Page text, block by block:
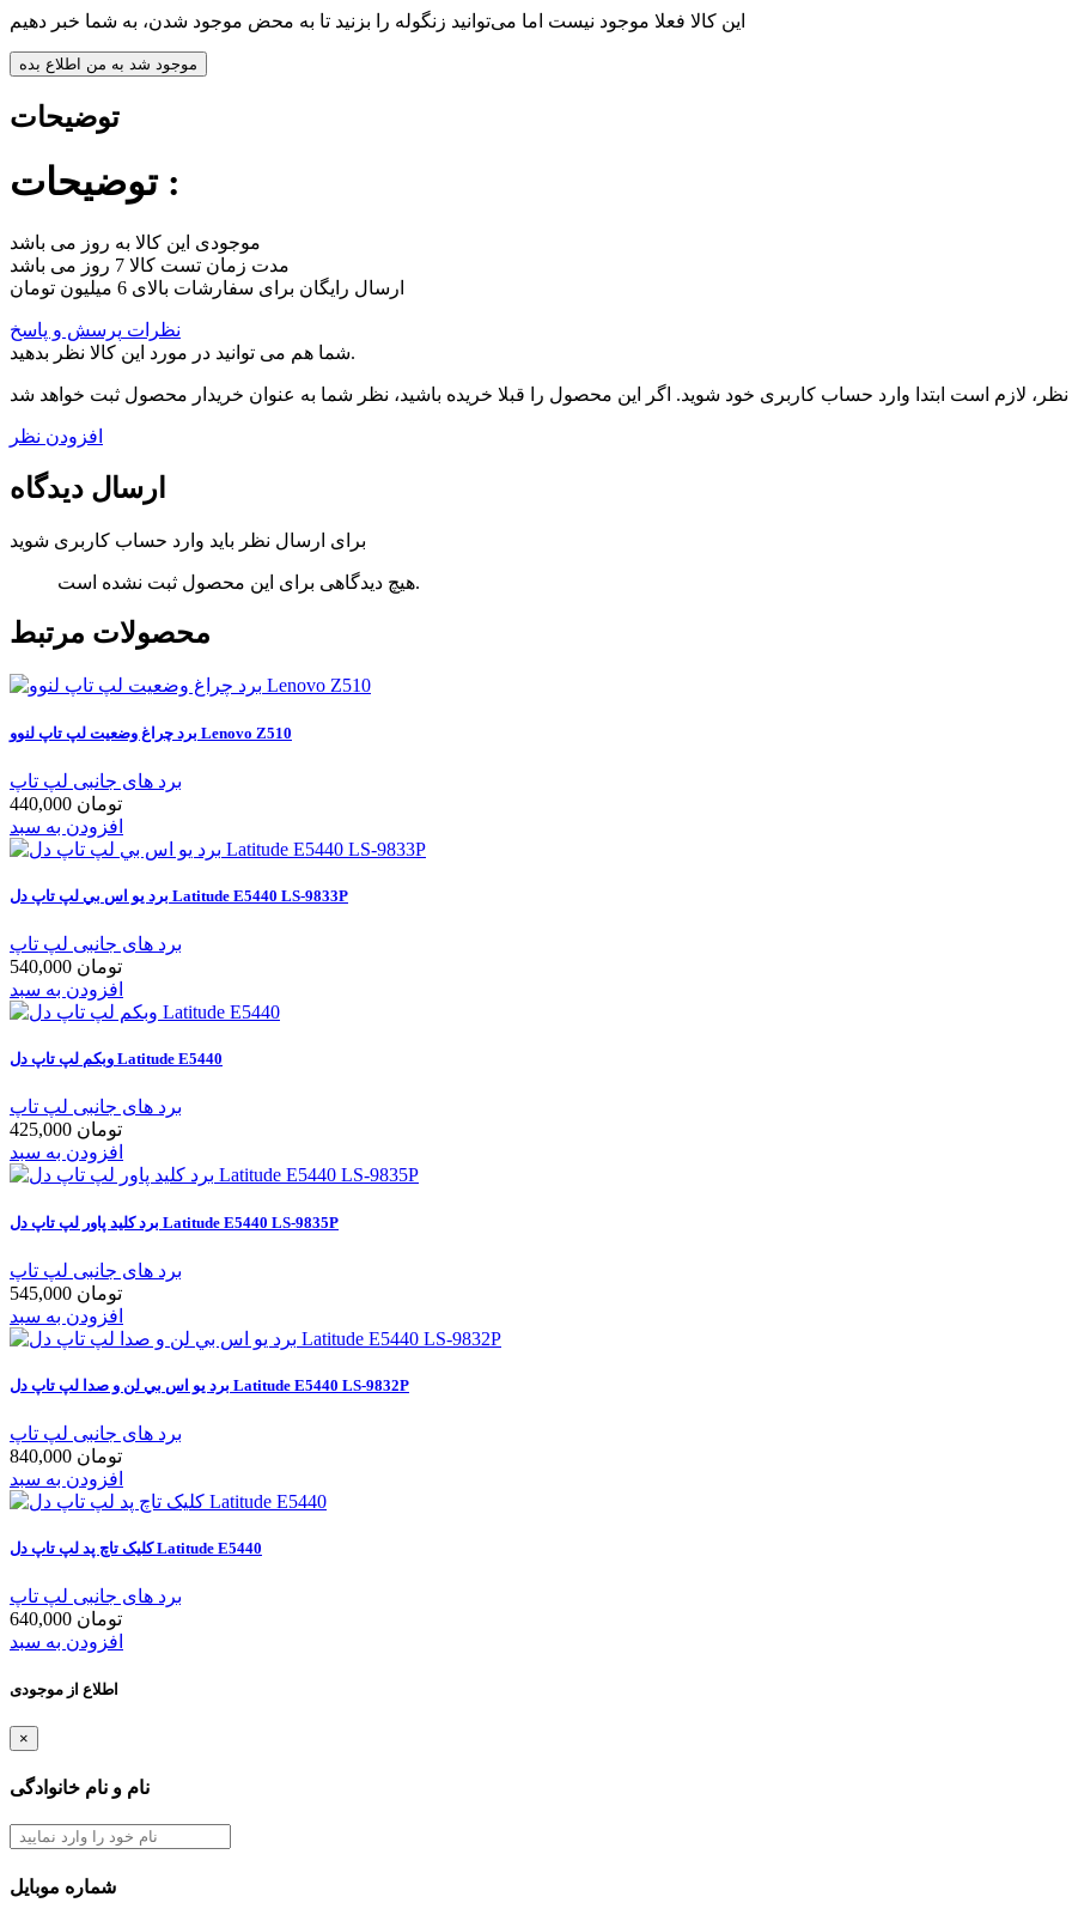
این کالا فعلا موجود نیست اما می‌توانید زنگوله را بزنید تا به محض موجود شدن، به شما خبر دهیم
موجود شد به من اطلاع بده
توضیحات
توضیحات :
موجودی این کالا به روز می باشد
مدت زمان تست کالا 7 روز می باشد
ارسال رایگان برای سفارشات بالای 6 میلیون تومان
نظرات پرسش و پاسخ
شما هم می توانید در مورد این کالا نظر بدهید.
افزودن نظر
ارسال دیدگاه
برای ارسال نظر باید وارد حساب کاربری شوید
هیچ دیدگاهی برای این محصول ثبت نشده است.
محصولات مرتبط
برد چراغ وضعیت لپ تاپ لنوو Lenovo Z510
برد های جانبی لپ تاپ
440,000 تومان
افزودن به سبد
برد يو اس بي لپ تاپ دل Latitude E5440 LS-9833P
برد های جانبی لپ تاپ
540,000 تومان
افزودن به سبد
وبکم لپ تاپ دل Latitude E5440
برد های جانبی لپ تاپ
425,000 تومان
افزودن به سبد
برد کلید پاور لپ تاپ دل Latitude E5440 LS-9835P
برد های جانبی لپ تاپ
545,000 تومان
افزودن به سبد
برد يو اس بي لن و صدا لپ تاپ دل Latitude E5440 LS-9832P
برد های جانبی لپ تاپ
840,000 تومان
افزودن به سبد
کليک تاچ پد لپ تاپ دل Latitude E5440
برد های جانبی لپ تاپ
640,000 تومان
افزودن به سبد
اطلاع از موجودی
×
نام و نام خانوادگی
شماره موبایل